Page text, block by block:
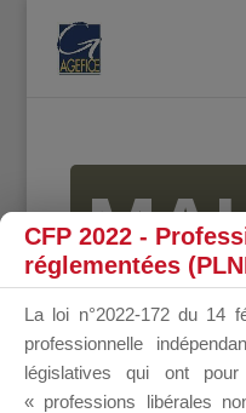
CFP 2022 -
réglementées
La loi n°2022-172 du 14
professionnelle
législatives qui ont
« professions libérales